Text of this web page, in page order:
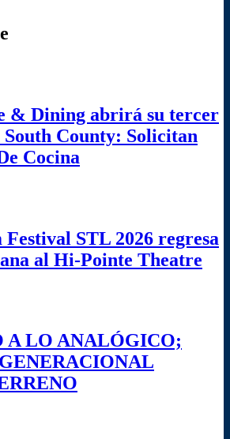
& Dining abrirá su tercer
County: Solicitan
Cocina
STL 2026 regresa
al Hi-Pointe Theatre
A LO ANALÓGICO;